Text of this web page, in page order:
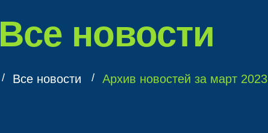
Все новости
Все новости Архив новостей за март 2023